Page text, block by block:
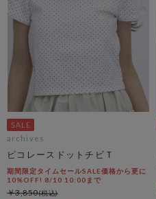
archives
ピコレースドットチビＴ
期間限定タイムセールSALE価格から更に
10%OFF! 8/10 10:00まで
￥3,850